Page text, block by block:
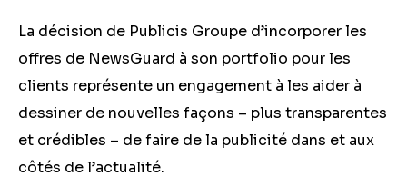
La décision de Publicis Groupe d’incorporer les
offres de NewsGuard à son portfolio pour les
clients représente un engagement à les aider à
dessiner de nouvelles façons – plus transparentes
et crédibles – de faire de la publicité dans et aux
côtés de l’actualité.